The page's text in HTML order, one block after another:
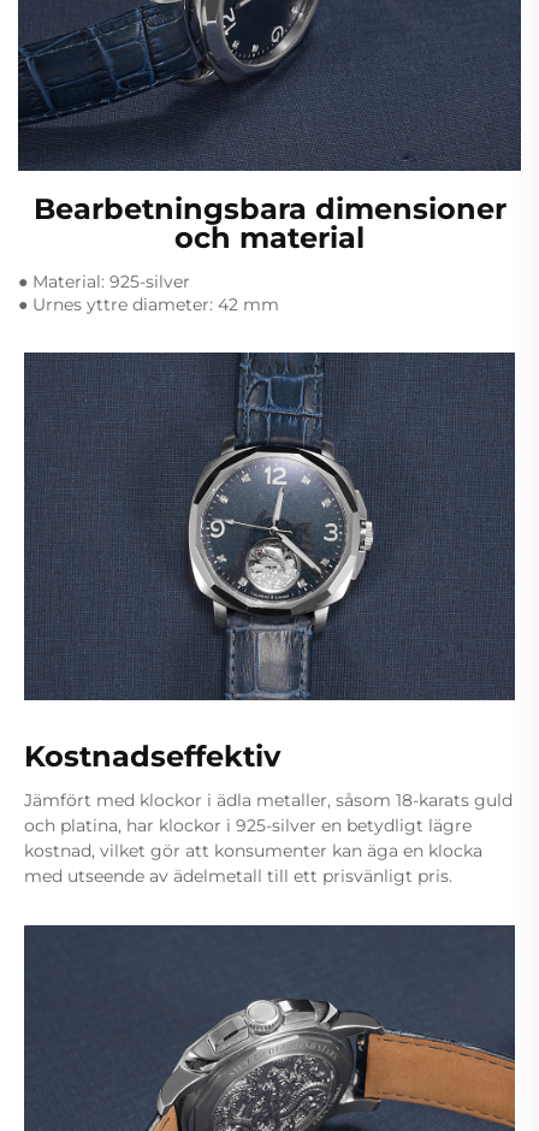
Bearbetningsbara dimensioner
och material
● Material: 925-silver
● Urnes yttre diameter: 42 mm
Kostnadseffektiv
Jämfört med klockor i ädla metaller, såsom 18-karats guld
och platina, har klockor i 925-silver en betydligt lägre
kostnad, vilket gör att konsumenter kan äga en klocka
med utseende av ädelmetall till ett prisvänligt pris.